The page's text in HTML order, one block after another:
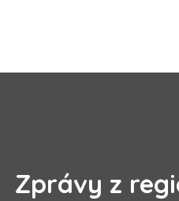
Zprávy z